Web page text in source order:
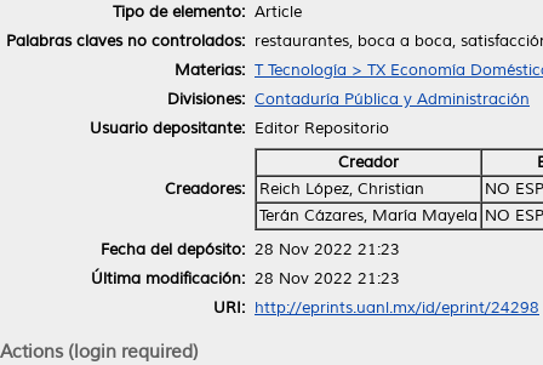
Tipo de elemento: Article
Palabras claves no controlados: restaurantes, boca a boca,
Materias: T Tecnología > TX Economía
Divisiones: Contaduría Pública y Administración
Usuario depositante: Editor Repositorio
Creadores:
Creador
Reich López, Christian
NO
Terán Cázares, María Mayela NO
Fecha del depósito: 28 Nov 2022 21:23
Última modificación: 28 Nov 2022 21:23
URI: http://eprints.uanl.mx/id/eprint/24298
Actions (login required)